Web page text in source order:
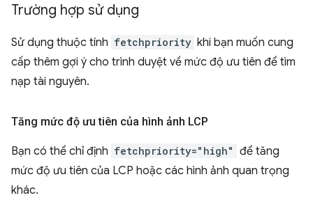
Trường hợp sử dụng
Sử dụng thuộc tính fetchpriority khi bạn muốn cung
cấp thêm gợi ý cho trình duyệt về mức độ ưu tiên để tìm
nạp tài nguyên.
Tăng mức độ ưu tiên của hình ảnh LCP
Bạn có thể chỉ định fetchpriority="high" để tăng
mức độ ưu tiên của LCP hoặc các hình ảnh quan trọng
khác.